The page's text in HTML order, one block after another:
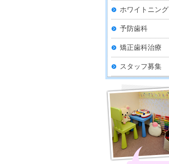
ホワイトニング
予防歯科
矯正歯科治療
スタッフ募集